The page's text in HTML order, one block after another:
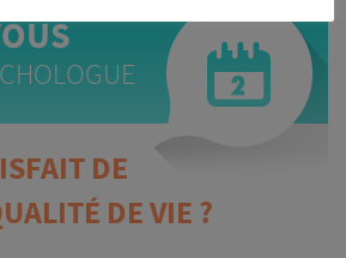
DE
DE VIE ?